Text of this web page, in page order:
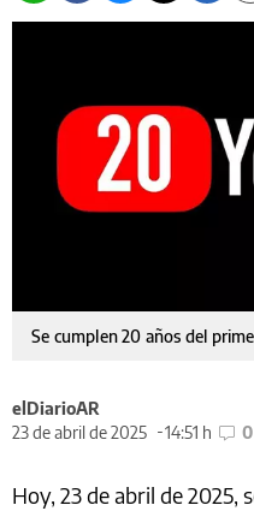
Se cumplen 20 años del
elDiarioAR
23 de abril de 2025
14:51 h 0
Hoy, 23 de abril de 2025,